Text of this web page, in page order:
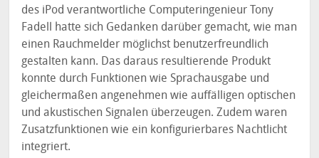
des iPod verantwortliche Computeringenieur Tony
Fadell hatte sich Gedanken darüber gemacht, wie man
einen Rauchmelder möglichst benutzerfreundlich
gestalten kann. Das daraus resultierende Produkt
konnte durch Funktionen wie Sprachausgabe und
gleichermaßen angenehmen wie auffälligen optischen
und akustischen Signalen überzeugen. Zudem waren
Zusatzfunktionen wie ein konfigurierbares Nachtlicht
integriert.